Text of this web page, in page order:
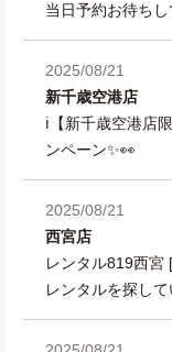
当日予約お待ちし
2025/08/21
新千歳空港店
ℹ️【新千歳空港店
ンペーン✨👀
2025/08/21
西宮店
レンタル819西
レンタルを探し